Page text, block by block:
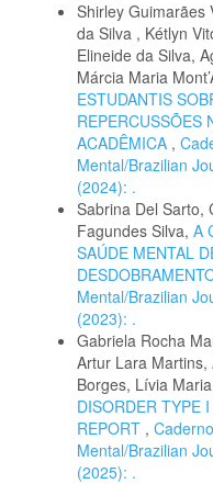
Shirley Guimarães
da Silva , Kétlyn
Elineide da Silva,
Márcia Maria
ESTUDANTIS
REPERCUSSÕES
ACADÊMICA ,
Mental/Brazilian
(2024): .
Sabrina Del Sarto,
Fagundes Silva, A
SAÚDE MENTAL
Mental/Brazilian
(2023): .
Gabriela Rocha
Artur Lara
Borges, Lívia
DISORDER TYPE
REPORT ,
Mental/Brazilian
(2025): .